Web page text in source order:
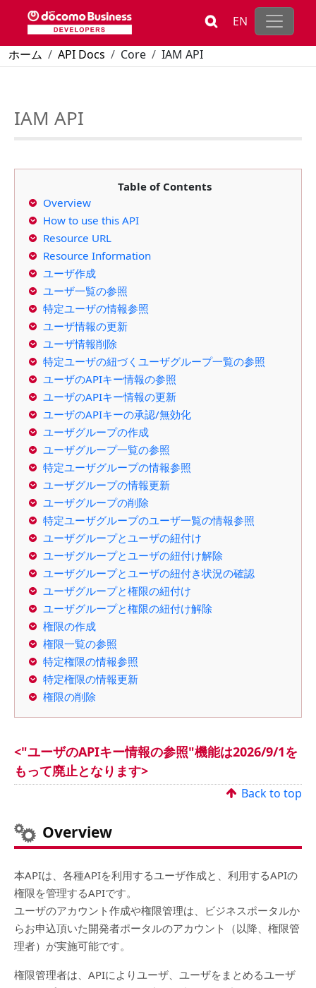
メインコンテンツに移動
EN
パンくず
ホーム API Docs Core IAM API
IAM API
Table of Contents
Overview
How to use this API
Resource URL
Resource Information
ユーザ作成
ユーザ一覧の参照
特定ユーザの情報参照
ユーザ情報の更新
ユーザ情報削除
特定ユーザの紐づくユーザグループ一覧の参照
ユーザのAPIキー情報の参照
ユーザのAPIキー情報の更新
ユーザのAPIキーの承認/無効化
ユーザグループの作成
ユーザグループ一覧の参照
特定ユーザグループの情報参照
ユーザグループの情報更新
ユーザグループの削除
特定ユーザグループのユーザ一覧の情報参照
ユーザグループとユーザの紐付け
ユーザグループとユーザの紐付け解除
ユーザグループとユーザの紐付き状況の確認
ユーザグループと権限の紐付け
ユーザグループと権限の紐付け解除
権限の作成
権限一覧の参照
特定権限の情報参照
特定権限の情報更新
権限の削除
<"ユーザのAPIキー情報の参照"機能は2026/9/1を
もって廃止となります>
Back to top
Overview
本APIは、各種APIを利用するユーザ作成と、利用するAPIの
権限を管理するAPIです。
ユーザのアカウント作成や権限管理は、ビジネスポータルか
らお申込頂いた開発者ポータルのアカウント（以降、権限管
理者）が実施可能です。
権限管理者は、APIによりユーザ、ユーザをまとめるユーザ